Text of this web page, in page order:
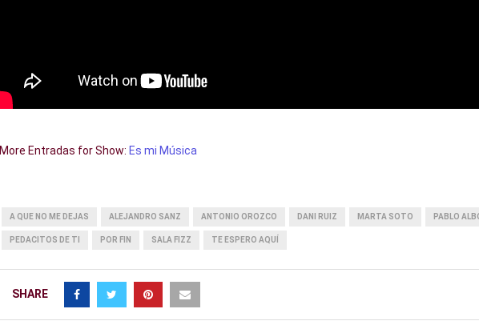
More Entradas for Show: Es mi Música
A QUE NO ME DEJAS ALEJANDRO SANZ ANTONIO OROZCO DANI RUIZ MARTA SOTO PABLO
PEDACITOS DE TI POR FIN SALA FIZZ TE ESPERO AQUÍ
SHARE